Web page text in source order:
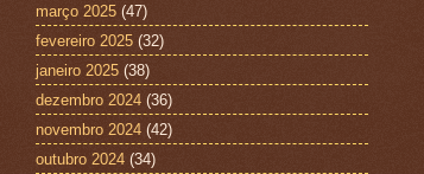
março 2025 (47)
fevereiro 2025 (32)
janeiro 2025 (38)
dezembro 2024 (36)
novembro 2024 (42)
outubro 2024 (34)